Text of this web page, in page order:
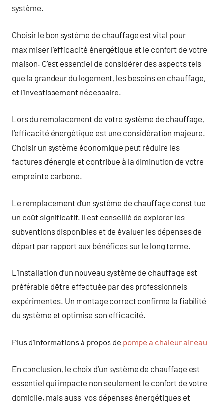
système.
Choisir le bon système de chauffage est vital pour
maximiser l’efficacité énergétique et le confort de votre
maison. C’est essentiel de considérer des aspects tels
que la grandeur du logement, les besoins en chauffage,
et l’investissement nécessaire.
Lors du remplacement de votre système de chauffage,
l’efficacité énergétique est une considération majeure.
Choisir un système économique peut réduire les
factures d’énergie et contribue à la diminution de votre
empreinte carbone.
Le remplacement d’un système de chauffage constitue
un coût significatif. Il est conseillé de explorer les
subventions disponibles et de évaluer les dépenses de
départ par rapport aux bénéfices sur le long terme.
L’installation d’un nouveau système de chauffage est
préférable d’être effectuée par des professionnels
expérimentés. Un montage correct confirme la fiabilité
du système et optimise son efficacité.
Plus d’informations à propos de pompe a chaleur air eau
En conclusion, le choix d’un système de chauffage est
essentiel qui impacte non seulement le confort de votre
domicile, mais aussi vos dépenses énergétiques et